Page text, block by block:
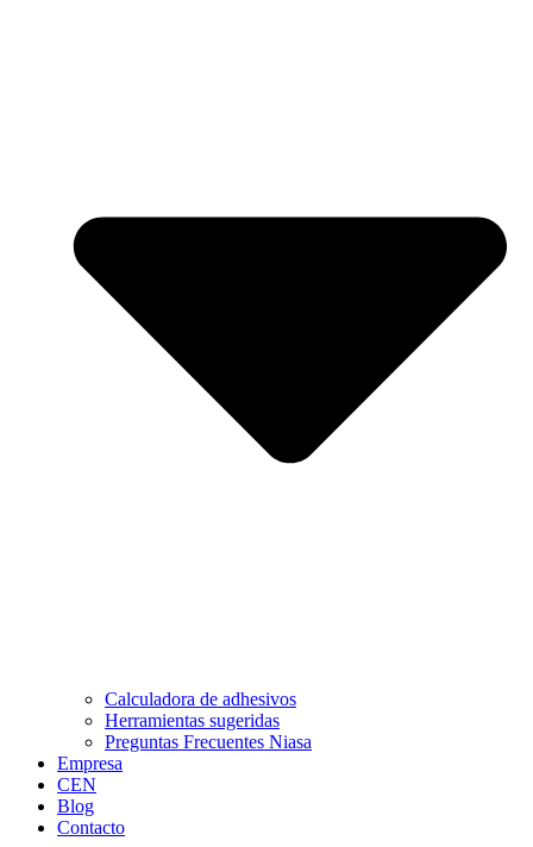
Calculadora de adhesivos
Herramientas sugeridas
Preguntas Frecuentes Niasa
Empresa
CEN
Blog
Contacto